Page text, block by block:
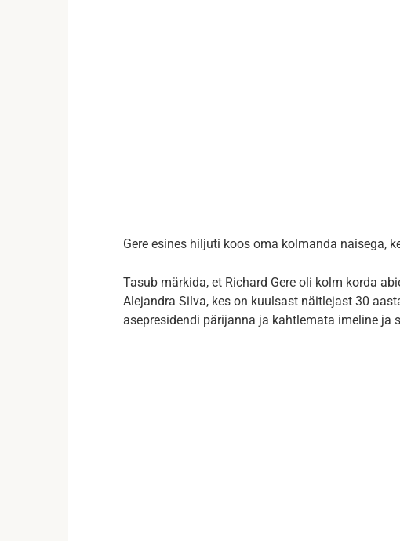
Gere esines hiljuti koos oma kolmanda naisega,
Tasub märkida, et Richard Gere oli kolm korda
Alejandra Silva, kes on kuulsast näitlejast 30
asepresidendi pärijanna ja kahtlemata imeline ja